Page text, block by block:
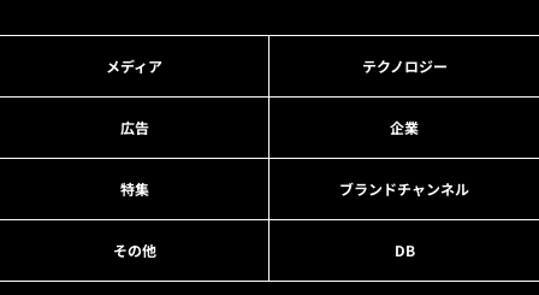
メディア テクノロジー
広告 企業
特集 ブランドチャンネル
その他 DB